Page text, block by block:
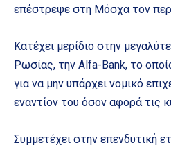
επέστρεψε στη Μόσχα τον
Κατέχει μερίδιο στην
Ρωσίας, την Alfa-Bank, το
για να μην υπάρχει νομικό
εναντίον του όσον αφορά τις
Συμμετέχει στην επενδυτική